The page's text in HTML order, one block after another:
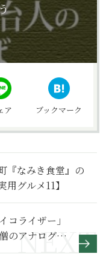
ア ブックマーク
『なみき食堂』の
グルメ11】
コライザー」
のアナログ日